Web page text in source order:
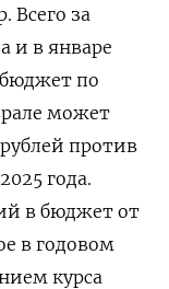
Всего за
и в январе
по
может
против
года.
в бюджет от
⁠в годовом
курса